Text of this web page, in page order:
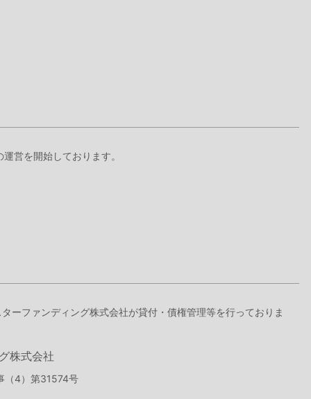
営を開始しております。
ーファンディング株式会社が貸付・債権管理等を行っておりま
株式会社
（4）第31574号